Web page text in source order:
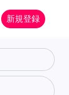
新規登録